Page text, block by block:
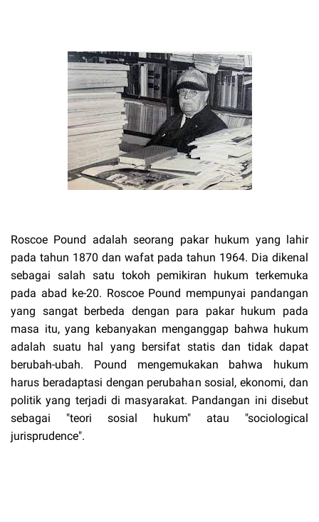
Roscoe Pound adalah seorang pakar hukum yang lahir
pada tahun 1870 dan wafat pada tahun 1964. Dia dikenal
sebagai salah satu tokoh pemikiran hukum terkemuka
pada abad ke-20. Roscoe Pound mempunyai pandangan
yang sangat berbeda dengan para pakar hukum pada
masa itu, yang kebanyakan menganggap bahwa hukum
adalah suatu hal yang bersifat statis dan tidak dapat
berubah-ubah. Pound mengemukakan bahwa hukum
harus beradaptasi dengan perubahan sosial, ekonomi, dan
politik yang terjadi di masyarakat. Pandangan ini disebut
sebagai "teori sosial hukum" atau "sociological
jurisprudence".